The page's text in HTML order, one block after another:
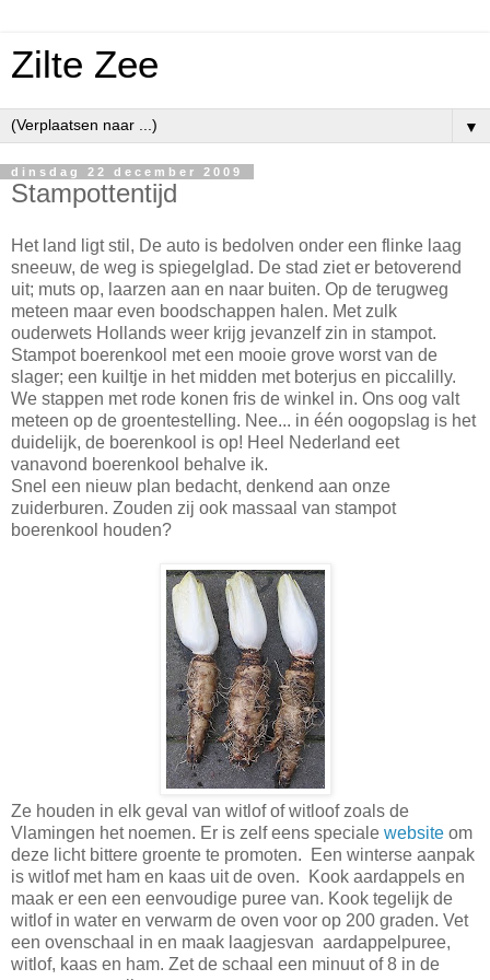
Zilte Zee
▼
dinsdag 22 december 2009
Stampottentijd
Het land ligt stil, De auto is bedolven onder een flinke laag
sneeuw, de weg is spiegelglad. De stad ziet er betoverend
uit; muts op, laarzen aan en naar buiten. Op de terugweg
meteen maar even boodschappen halen. Met zulk
ouderwets Hollands weer krijg jevanzelf zin in stampot.
Stampot boerenkool met een mooie grove worst van de
slager; een kuiltje in het midden met boterjus en piccalilly.
We stappen met rode konen fris de winkel in. Ons oog valt
meteen op de groentestelling. Nee... in één oogopslag is het
duidelijk, de boerenkool is op! Heel Nederland eet
vanavond boerenkool behalve ik.
Snel een nieuw plan bedacht, denkend aan onze
zuiderburen. Zouden zij ook massaal van stampot
boerenkool houden?
Ze houden in elk geval van witlof of witloof zoals de
Vlamingen het noemen. Er is zelf eens speciale website om
deze licht bittere groente te promoten. Een winterse aanpak
is witlof met ham en kaas uit de oven. Kook aardappels en
maak er een een eenvoudige puree van. Kook tegelijk de
witlof in water en verwarm de oven voor op 200 graden. Vet
een ovenschaal in en maak laagjesvan aardappelpuree,
witlof, kaas en ham. Zet de schaal een minuut of 8 in de